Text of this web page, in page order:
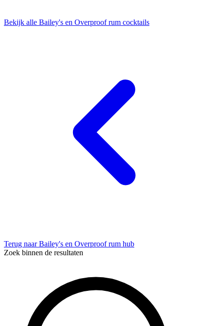
Bekijk alle Bailey's en Overproof rum cocktails
Terug naar Bailey's en Overproof rum hub
Zoek binnen de resultaten